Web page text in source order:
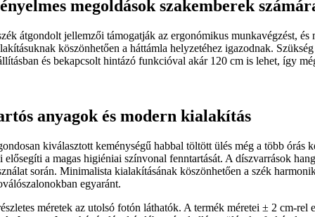
megoldások szakemberek
átgondolt jellemzői támogatják az ergonómikus munkavégzést,
köszönhetően a háttámla helyzetéhez igazodnak.
és bekapcsolt hintázó funkcióval akár 120 cm is lehet, így
anyagok és modern kialakítás
kiválasztott keménységű habbal töltött ülés még a több órás
elősegíti a magas higiéniai színvonal fenntartását. A díszvarrások
során. Minimalista kialakításának köszönhetően a szék
egyaránt.
méretek az utolsó fotón láthatók. A termék méretei ± 2 cm-rel